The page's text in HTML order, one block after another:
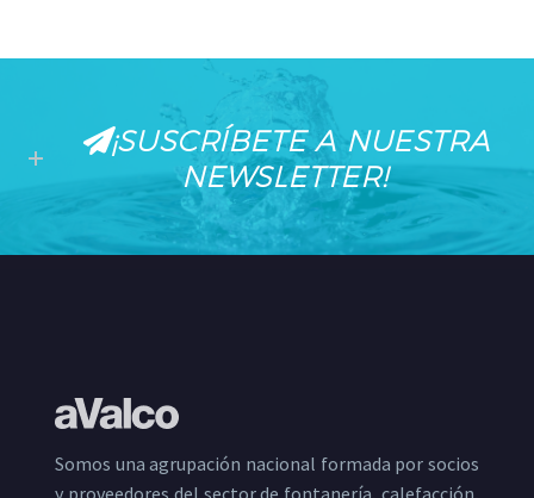
¡SUSCRÍBETE A NUESTRA
NEWSLETTER!
Somos una agrupación nacional formada por socios